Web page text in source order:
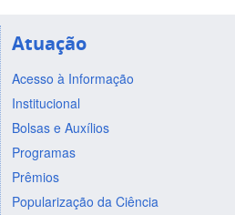
Atuação
Acesso à Informação
Institucional
Bolsas e Auxílios
Programas
Prêmios
Popularização da Ciência